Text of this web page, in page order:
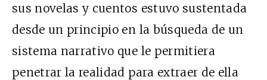
sus novelas y cuentos estuvo sustentada
desde un principio en la búsqueda de un
sistema narrativo que le permitiera
penetrar la realidad para extraer de ella